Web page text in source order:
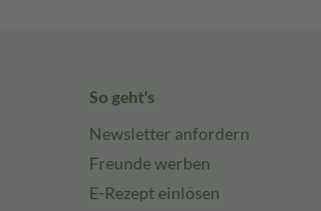
So geht's
Newsletter anfordern
Freunde werben
E-Rezept einlösen